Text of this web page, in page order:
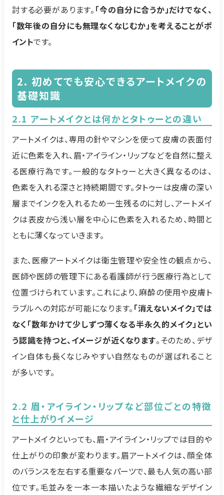
討する必要があります。 「今の自分に合うか」だけでなく、
「数年後の自分にも無理なくなじむか」を考えることがポ
イントです。
2. 初めてでも安心できるアートメイクの
基礎知識
2.1 アートメイクとは何かとタトゥーとの違い
アートメイクは、専用の針やマシンを使って皮膚の表面付
近に色素を入れ、眉・アイライン・リップなどを自然に整え
る医療行為です。一般的なタトゥーと大きく異なるのは、
色素を入れる深さと持続期間です。タトゥーは皮膚の深い
層までインクを入れるため一生残るのに対し、アートメイ
クは表皮から浅い層を中心に色素を入れるため、時間と
ともに薄くなっていきます。
また、医療アートメイクは衛生管理や安全性の観点から、
医師や医師の管理下にある看護師が行う医療行為として
位置づけられています。これにより、麻酔の使用や皮膚ト
ラブルへの対応が可能になります。 「消えないメイク」では
なく「数年かけて少しずつ薄くなる半永久的メイク」とい
う認識を持つと、イメージが近くなります。そのため、デザ
イン自体も長くなじみやすい自然なものが選ばれること
が多いです。
2.2 眉・アイライン・リップなど部位ごとの特徴
と仕上がりイメージ
アートメイクといっても、眉・アイライン・リップでは目的や
仕上がりの印象が変わります。眉アートメイクは、顔全体
のバランスを左右する重要なパーツで、最も人気の高い部
位です。毛並みを一本一本描いたような繊細なデザイン